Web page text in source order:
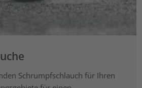
Schrumpfschlauch für Ihren